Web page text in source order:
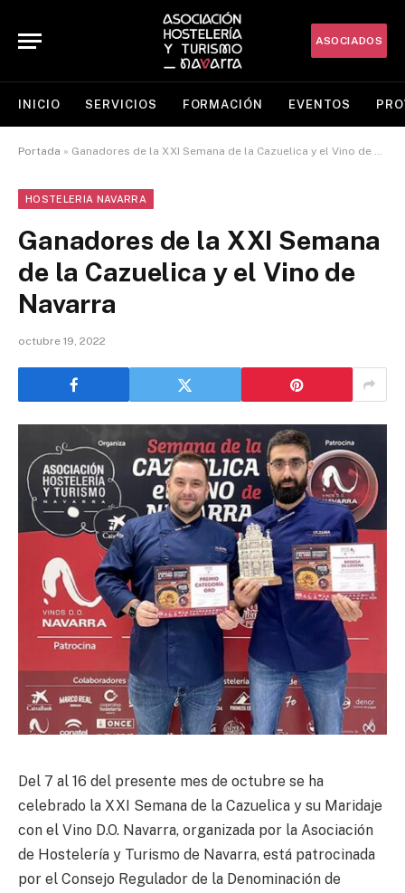
ASOCIADOS
INICIO SERVICIOS FORMACIÓN EVENTOS
Portada » Ganadores de la XXI Semana de la Cazuelica y el Vino de Navarra
HOSTELERIA NAVARRA
Ganadores de la XXI Semana
de la Cazuelica y el Vino de
Navarra
octubre 19, 2022
Del 7 al 16 del presente mes de octubre se ha
celebrado la XXI Semana de la Cazuelica y su Maridaje
con el Vino D.O. Navarra, organizada por la Asociación
de Hostelería y Turismo de Navarra, está patrocinada
por el Consejo Regulador de la Denominación de